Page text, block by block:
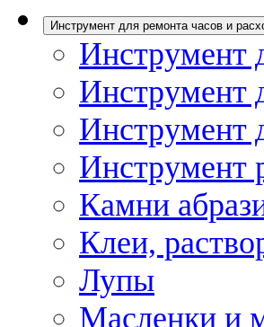
Инструмент для ремонта часов и
Инструмент
Инструмент
Инструмент
Инструмент
Камни
Клеи,
Лупы
Масленки и